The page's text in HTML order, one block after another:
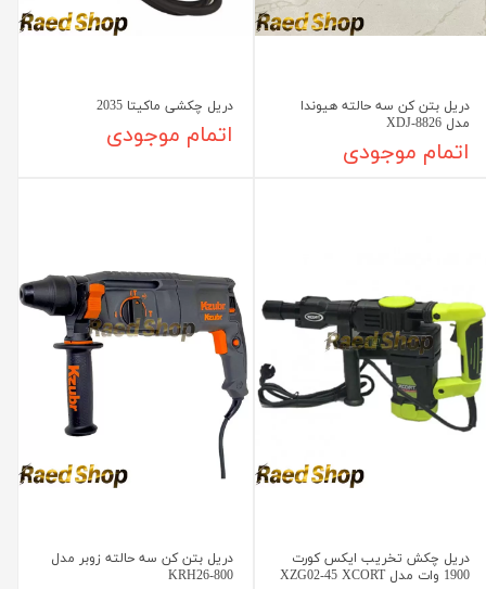
دریل بتن کن سه حالته هیوندا
مدل XDJ-8826
اتمام موجودی
دریل چکشی ماکیتا 2035
اتمام موجودی
دریل چکش تخریب ایکس کورت
1900 وات مدل XZG02-45 XCORT
دریل بتن کن سه حالته زوبر مدل
KRH26-800